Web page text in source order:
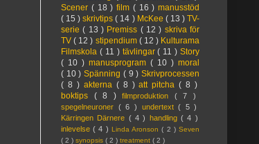
Scener ( 18 ) film ( 16 ) manusstöd
( 15 )skrivtips( 14 ) McKee ( 13 )TV-
serie( 13 ) Premiss ( 12 ) skriva för
TV( 12 ) stipendium ( 12 ) Kulturama
Filmskola ( 11 ) tävlingar( 11 ) Story
( 10 ) manusprogram ( 10 ) moral
( 10 )Spänning ( 9 )Skrivprocessen
( 8 ) akterna ( 8 )att pitcha( 8 )
boktips ( 8 ) filmproduktion ( 7 )
spegelneuroner ( 6 ) undertext( 5 )
Kärringen Därnere ( 4 ) handling( 4 )
inlevelse( 4 ) Linda Aronson( 2 )Seven
( 2 ) synopsis ( 2 ) treatment ( 2 )